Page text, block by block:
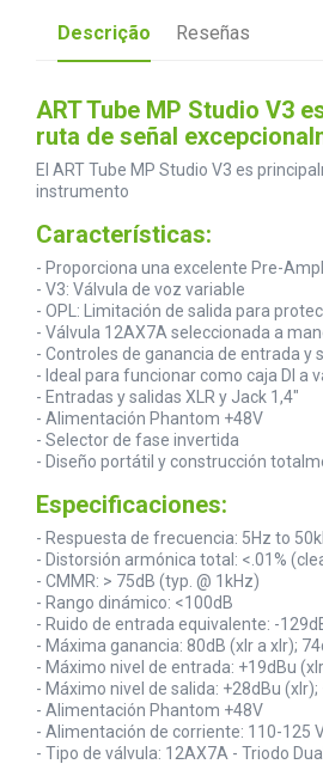
Descrição Reseñas
ART Tube MP Studio V3
ruta de señal
El ART Tube MP Studio V3 es
instrumento
Características:
- Proporciona una excelente Pre-
- V3: Válvula de voz variable
- OPL: Limitación de salida para
- Válvula 12AX7A seleccionada a
- Controles de ganancia de entrada y
- Ideal para funcionar como caja DI a
- Entradas y salidas XLR y Jack 1,4"
- Alimentación Phantom +48V
- Selector de fase invertida
- Diseño portátil y construcción
Especificaciones:
- Respuesta de frecuencia: 5Hz to
- Distorsión armónica total: <.01%
- CMMR: > 75dB (typ. @ 1kHz)
- Rango dinámico: <100dB
- Ruido de entrada equivalente: -
- Máxima ganancia: 80dB (xlr a xlr);
- Máximo nivel de entrada: +19dBu
- Máximo nivel de salida: +28dBu
- Alimentación Phantom +48V
- Alimentación de corriente: 110-125
- Tipo de válvula: 12AX7A - Triodo